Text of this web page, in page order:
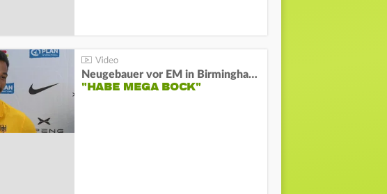
Neugebauer vor EM in Birmingham:
"HABE MEGA BOCK"